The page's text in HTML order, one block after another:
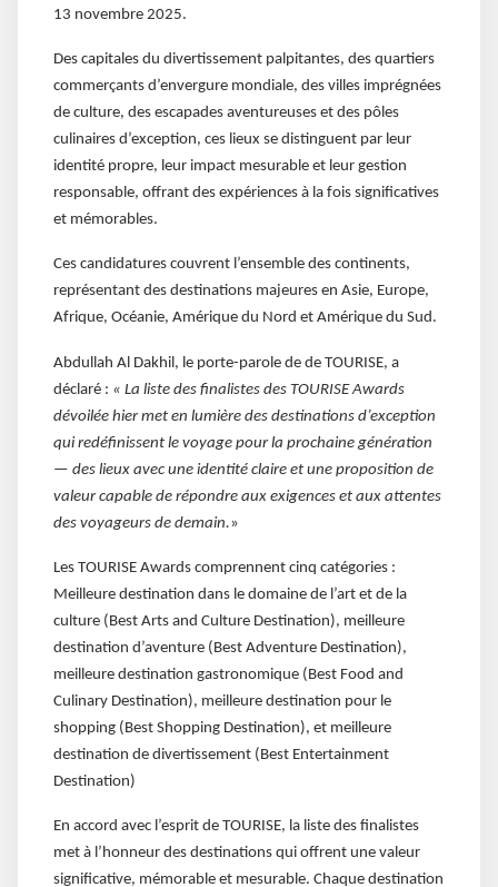
13 novembre 2025.
Des capitales du divertissement palpitantes, des quartiers
commerçants d’envergure mondiale, des villes imprégnées
de culture, des escapades aventureuses et des pôles
culinaires d’exception, ces lieux se distinguent par leur
identité propre, leur impact mesurable et leur gestion
responsable, offrant des expériences à la fois significatives
et mémorables.
Ces candidatures couvrent l’ensemble des continents,
représentant des destinations majeures en Asie, Europe,
Afrique, Océanie, Amérique du Nord et Amérique du Sud.
Abdullah Al Dakhil, le porte-parole de de TOURISE, a
déclaré : « La liste des finalistes des TOURISE Awards
dévoilée hier met en lumière des destinations d’exception
qui redéfinissent le voyage pour la prochaine génération
— des lieux avec une identité claire et une proposition de
valeur capable de répondre aux exigences et aux attentes
des voyageurs de demain.»
Les TOURISE Awards comprennent cinq catégories :
Meilleure destination dans le domaine de l’art et de la
culture (Best Arts and Culture Destination), meilleure
destination d’aventure (Best Adventure Destination),
meilleure destination gastronomique (Best Food and
Culinary Destination), meilleure destination pour le
shopping (Best Shopping Destination), et meilleure
destination de divertissement (Best Entertainment
Destination)
En accord avec l’esprit de TOURISE, la liste des finalistes
met à l’honneur des destinations qui offrent une valeur
significative, mémorable et mesurable. Chaque destination